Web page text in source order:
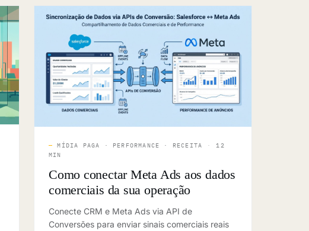
—MÍDIA PAGA · PERFORMANCE · RECEITA ·
12
MIN
Como conectar Meta Ads aos dados
comerciais da sua operação
Conecte CRM e Meta Ads via API de
Conversões para enviar sinais comerciais reais